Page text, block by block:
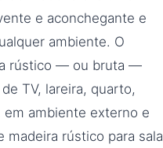
e aconchegante e
ambiente. O
rústico — ou bruta —
TV, lareira, quarto,
em ambiente externo e
madeira rústico para sala